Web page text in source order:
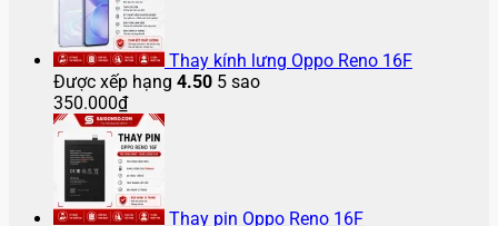
Thay kính lưng Oppo Reno 16F
Được xếp hạng 4.50 5 sao
350.000₫
Thay pin Oppo Reno 16F